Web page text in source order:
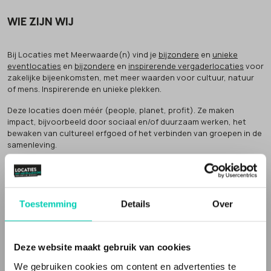
Toestemming Details Over
Deze website maakt gebruik van cookies
We gebruiken cookies om content en advertenties te
WIE ZIJN WIJ
Bij Locaties met Meerwaarde(n) vind je bijzondere en unieke
eventlocaties en bijzondere en inspirerende vergaderlocaties voor
zakelijke bijeenkomsten, met meer waarden voor cultuur, natuur
of mens. Inspirerende en unieke plekken.
Deze locaties doen méér (people, planet, profit). Ze maken
impact, bijvoorbeeld door sociaal en/of duurzaam werken, het
bewaken van cultureel erfgoed of het verbinden van groepen in de
samenleving.
Dat noemen wij
'meer waarden' voor natuur, cultuur of mens.
Een Locatie met Meerwaarde(n) vertelt een verhaal. Vaak zijn de
vergaderlocaties en evenementenlocaties gevestigd in een
en/of inrichting is niet standaard. Het zijn
unieke locaties
verhaal, die echt iets toevoegen aan je evenement of bijeenkomst.